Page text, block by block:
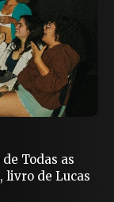
Todas as
livro de Lucas